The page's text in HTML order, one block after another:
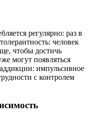
регулярно: раз в
человек
чтобы достичь
могут появляться
импульсивное
с контролем